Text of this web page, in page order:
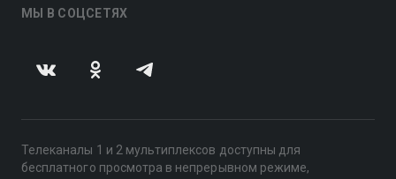
МЫ В СОЦСЕТЯХ
Телеканалы 1 и 2 мультиплексов доступны для
бесплатного просмотра в непрерывном режиме,